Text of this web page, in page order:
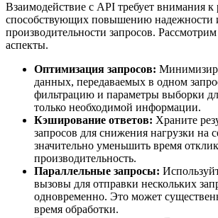
Взаимодействие с API требует внимания к
способствующих повышению надежности
производительности запросов.
аспекты.
Оптимизация запросов:
данных, передаваемых в одном
фильтрацию и параметры выборки
только необходимой информации.
Кэширование ответов: Храните
запросов для снижения нагрузки на
значительно уменьшить время
производительность.
Параллельные запросы:
вызовы для отправки нескольких
одновременно. Это может
время обработки.